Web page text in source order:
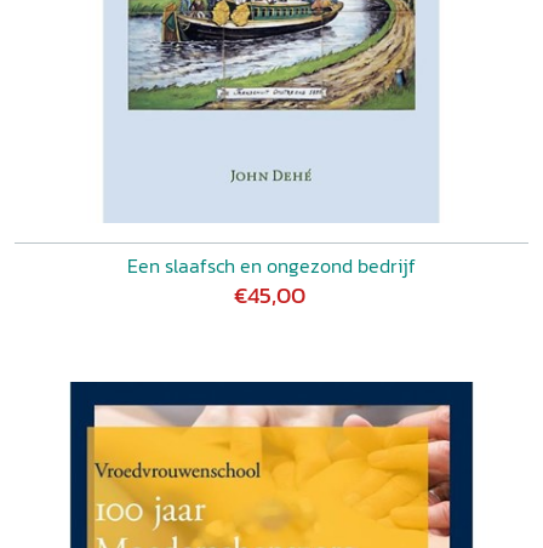
Een slaafsch en ongezond bedrijf
€45,00